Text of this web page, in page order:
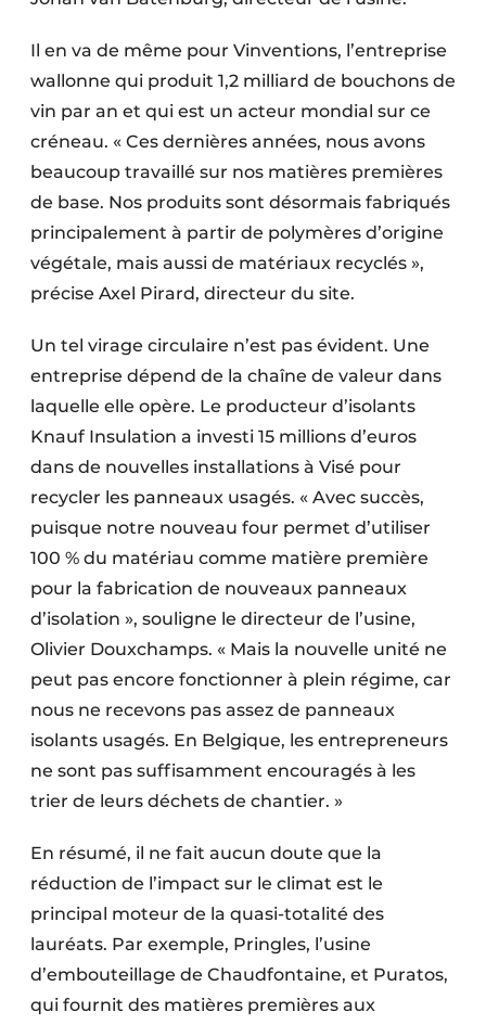
Il en va de même pour Vinventions, l’entreprise
wallonne qui produit 1,2 milliard de bouchons de
vin par an et qui est un acteur mondial sur ce
créneau. « Ces dernières années, nous avons
beaucoup travaillé sur nos matières premières
de base. Nos produits sont désormais fabriqués
principalement à partir de polymères d’origine
végétale, mais aussi de matériaux recyclés »,
précise Axel Pirard, directeur du site.
Un tel virage circulaire n’est pas évident. Une
entreprise dépend de la chaîne de valeur dans
laquelle elle opère. Le producteur d’isolants
Knauf Insulation a investi 15 millions d’euros
dans de nouvelles installations à Visé pour
recycler les panneaux usagés. « Avec succès,
puisque notre nouveau four permet d’utiliser
100 % du matériau comme matière première
pour la fabrication de nouveaux panneaux
d’isolation », souligne le directeur de l’usine,
Olivier Douxchamps. « Mais la nouvelle unité ne
peut pas encore fonctionner à plein régime, car
nous ne recevons pas assez de panneaux
isolants usagés. En Belgique, les entrepreneurs
ne sont pas suffisamment encouragés à les
trier de leurs déchets de chantier. »
En résumé, il ne fait aucun doute que la
réduction de l’impact sur le climat est le
principal moteur de la quasi-totalité des
lauréats. Par exemple, Pringles, l’usine
d’embouteillage de Chaudfontaine, et Puratos,
qui fournit des matières premières aux